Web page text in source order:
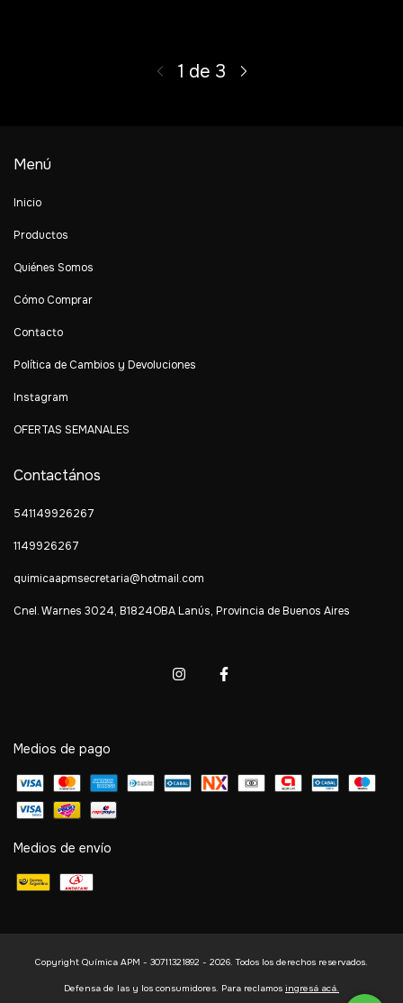
1 de 3
Menú
Inicio
Productos
Quiénes Somos
Cómo Comprar
Contacto
Política de Cambios y Devoluciones
Instagram
OFERTAS SEMANALES
Contactános
541149926267
1149926267
quimicaapmsecretaria@hotmail.com
Cnel. Warnes 3024, B1824OBA Lanús, Provincia de Buenos Aires
Medios de pago
Medios de envío
Copyright Química APM - 30711321892 - 2026. Todos los derechos reservados.
Defensa de las y los consumidores. Para reclamos ingresá acá.